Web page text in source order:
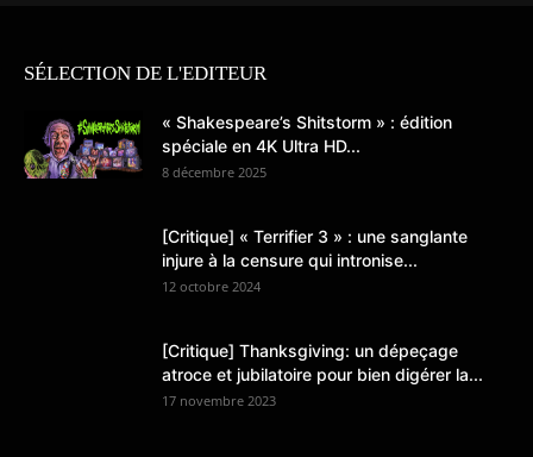
SÉLECTION DE L'EDITEUR
« Shakespeare’s Shitstorm » : édition
spéciale en 4K Ultra HD...
8 décembre 2025
[Critique] « Terrifier 3 » : une sanglante
injure à la censure qui intronise...
12 octobre 2024
[Critique] Thanksgiving: un dépeçage
atroce et jubilatoire pour bien digérer la...
17 novembre 2023